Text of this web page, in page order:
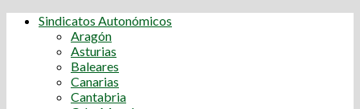
Sindicatos Autonómicos
Aragón
Asturias
Baleares
Canarias
Cantabria